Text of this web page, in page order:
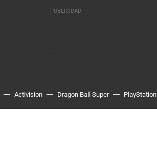
Activision Dragon Ball Super PlayStation